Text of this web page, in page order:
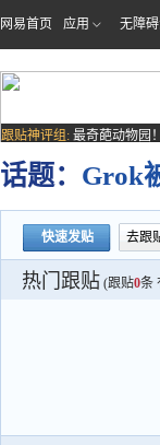
网易首页 应用 无障
跟贴神评组: 最奇葩动物园
话题： Grok
快速发贴 去跟
热门跟贴 (跟贴0条